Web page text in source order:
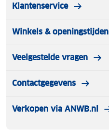
Klantenservice
Winkels & openingstijden
Veelgestelde vragen
Contactgegevens
Verkopen via ANWB.nl